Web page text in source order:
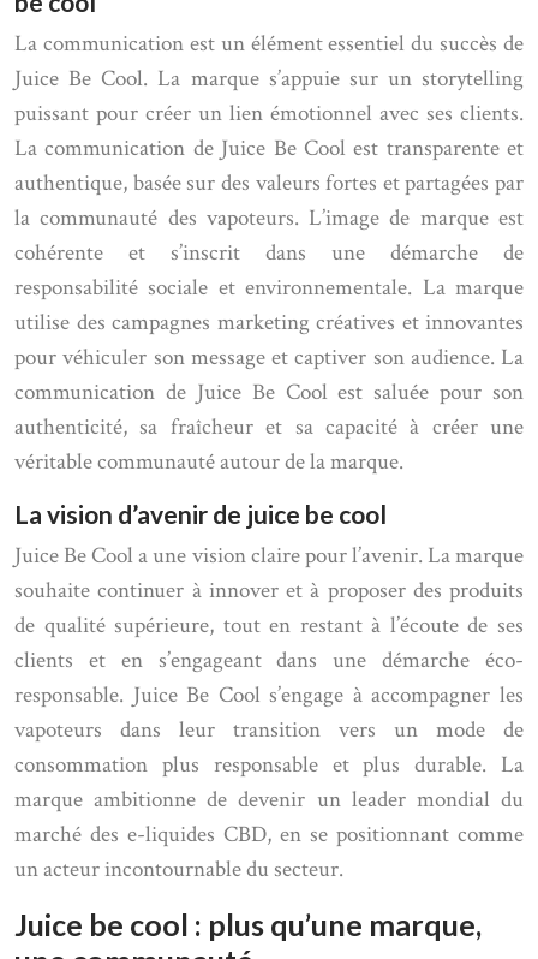
La communication est un élément essentiel du succès de
Juice Be Cool. La marque s’appuie sur un storytelling
puissant pour créer un lien émotionnel avec ses clients.
La communication de Juice Be Cool est transparente et
authentique, basée sur des valeurs fortes et partagées par
la communauté des vapoteurs. L’image de marque est
cohérente et s’inscrit dans une démarche de
responsabilité sociale et environnementale. La marque
utilise des campagnes marketing créatives et innovantes
pour véhiculer son message et captiver son audience. La
communication de Juice Be Cool est saluée pour son
authenticité, sa fraîcheur et sa capacité à créer une
véritable communauté autour de la marque.
La vision d’avenir de juice be cool
Juice Be Cool a une vision claire pour l’avenir. La marque
souhaite continuer à innover et à proposer des produits
de qualité supérieure, tout en restant à l’écoute de ses
clients et en s’engageant dans une démarche éco-
responsable. Juice Be Cool s’engage à accompagner les
vapoteurs dans leur transition vers un mode de
consommation plus responsable et plus durable. La
marque ambitionne de devenir un leader mondial du
marché des e-liquides CBD, en se positionnant comme
un acteur incontournable du secteur.
Juice be cool : plus qu’une marque,